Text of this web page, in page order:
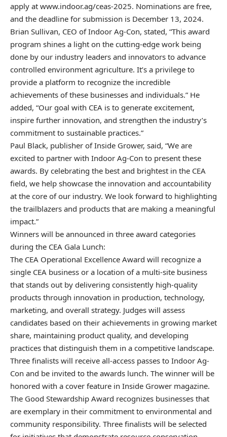
apply at www.indoor.ag/ceas-2025. Nominations are free,
and the deadline for submission is December 13, 2024.
Brian Sullivan, CEO of Indoor Ag-Con, stated, “This award
program shines a light on the cutting-edge work being
done by our industry leaders and innovators to advance
controlled environment agriculture. It’s a privilege to
provide a platform to recognize the incredible
achievements of these businesses and individuals.” He
added, “Our goal with CEA is to generate excitement,
inspire further innovation, and strengthen the industry’s
commitment to sustainable practices.”
Paul Black, publisher of Inside Grower, said, “We are
excited to partner with Indoor Ag-Con to present these
awards. By celebrating the best and brightest in the CEA
field, we help showcase the innovation and accountability
at the core of our industry. We look forward to highlighting
the trailblazers and products that are making a meaningful
impact.”
Winners will be announced in three award categories
during the CEA Gala Lunch:
The CEA Operational Excellence Award will recognize a
single CEA business or a location of a multi-site business
that stands out by delivering consistently high-quality
products through innovation in production, technology,
marketing, and overall strategy. Judges will assess
candidates based on their achievements in growing market
share, maintaining product quality, and developing
practices that distinguish them in a competitive landscape.
Three finalists will receive all-access passes to Indoor Ag-
Con and be invited to the awards lunch. The winner will be
honored with a cover feature in Inside Grower magazine.
The Good Stewardship Award recognizes businesses that
are exemplary in their commitment to environmental and
community responsibility. Three finalists will be selected